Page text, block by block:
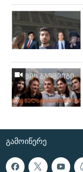
ᲒᲐᲛᲝᲘᲬᲔᲠᲔ